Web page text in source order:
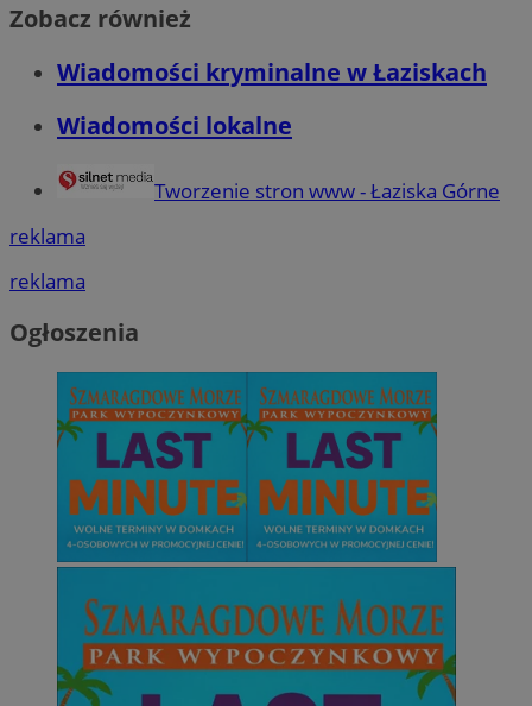
Zobacz również
Wiadomości kryminalne w Łaziskach
Wiadomości lokalne
Tworzenie stron www - Łaziska Górne
reklama
reklama
Ogłoszenia